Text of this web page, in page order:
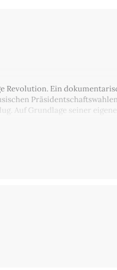
Ein
Auf Grundlage seiner
aus seinem Buch auf